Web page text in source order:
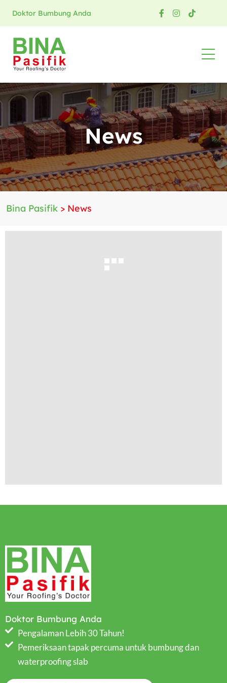
Doktor Bumbung Anda
News
Bina Pasifik > News
Doktor Bumbung Anda
Pengalaman Lebih 30 Tahun!
Pemeriksaan tapak percuma untuk bumbung dan
waterproofing slab